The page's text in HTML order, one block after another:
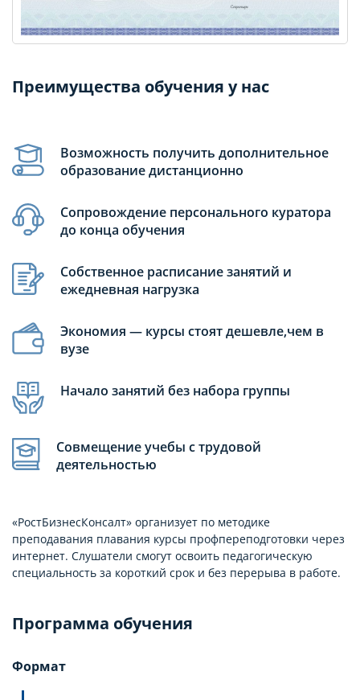
Преимущества обучения у нас
Возможность получить дополнительное
образование дистанционно
Сопровождение персонального куратора
до конца обучения
Собственное расписание занятий и
ежедневная нагрузка
Экономия — курсы стоят дешевле,чем в
вузе
Начало занятий без набора группы
Совмещение учебы с трудовой
деятельностью
«РостБизнесКонсалт» организует по методике
преподавания плавания курсы профпереподготовки через
интернет. Слушатели смогут освоить педагогическую
специальность за короткий срок и без перерыва в работе.
Программа обучения
Формат